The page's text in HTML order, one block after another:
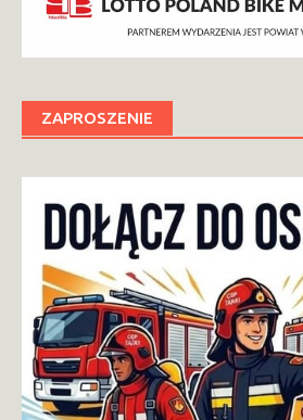
ZAPROSZENIE